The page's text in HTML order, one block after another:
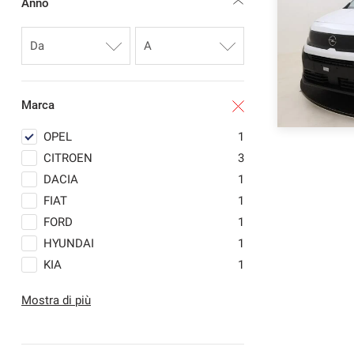
Anno
Marca
OPEL
1
CITROEN
3
DACIA
1
FIAT
1
FORD
1
HYUNDAI
1
KIA
1
MASERATI
Mostra di più
strumenti
tracciamento
si
alla
cookie
policy.
rivedere
e
modificare
le
tue
scelte
in
momento.